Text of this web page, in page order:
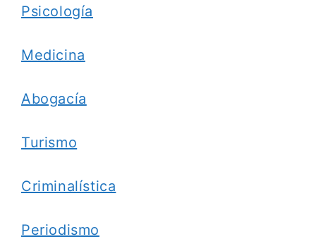
Psicología
Medicina
Abogacía
Turismo
Criminalística
Periodismo